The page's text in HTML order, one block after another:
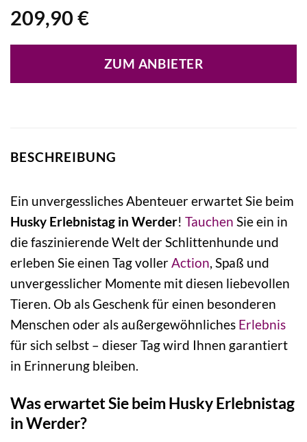
209,90 €
ZUM ANBIETER
BESCHREIBUNG
Ein unvergessliches Abenteuer erwartet Sie beim
Husky Erlebnistag in Werder! Tauchen Sie ein in
die faszinierende Welt der Schlittenhunde und
erleben Sie einen Tag vollerAction, Spaß und
unvergesslicher Momente mit diesen liebevollen
Tieren. Ob als Geschenk für einen besonderen
Menschen oder als außergewöhnliches Erlebnis
für sich selbst – dieser Tag wird Ihnen garantiert
in Erinnerung bleiben.
Was erwartet Sie beim Husky Erlebnistag
in Werder?